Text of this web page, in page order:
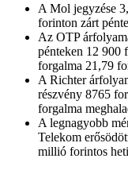
A Mol jegyzése
forinton zárt
Az OTP
pénteken 12 900
forgalma 21,79
A Richter
részvény 8765
forgalma
A legnagyobb
Telekom
millió forintos